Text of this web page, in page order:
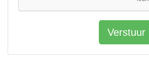
Verstuur